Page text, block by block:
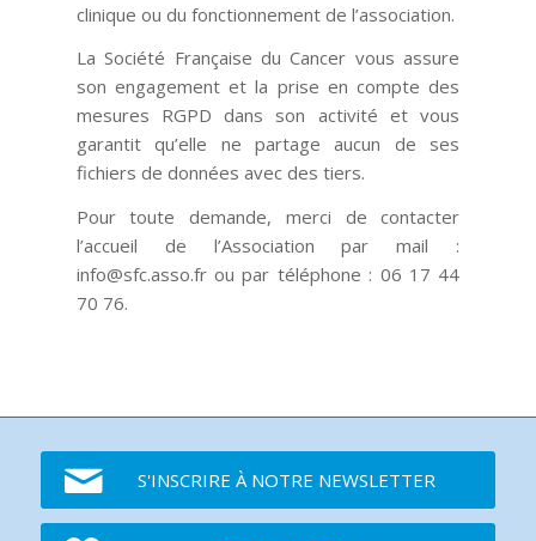
clinique ou du fonctionnement de l’association.
La Société Française du Cancer vous assure
son engagement et la prise en compte des
mesures RGPD dans son activité et vous
garantit qu’elle ne partage aucun de ses
fichiers de données avec des tiers.
Pour toute demande, merci de contacter
l’accueil de l’Association par mail :
info@sfc.asso.fr ou par téléphone : 06 17 44
70 76.
S'INSCRIRE À NOTRE NEWSLETTER